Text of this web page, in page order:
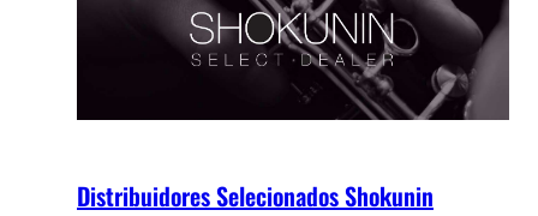
Distribuidores Selecionados Shokunin